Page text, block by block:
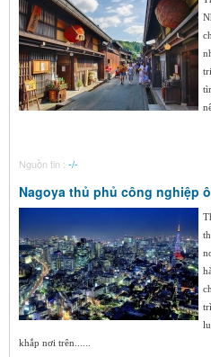
Nguồn tin : -/-
Nagoya thủ phủ công nghiệp
khắp nơi trên......